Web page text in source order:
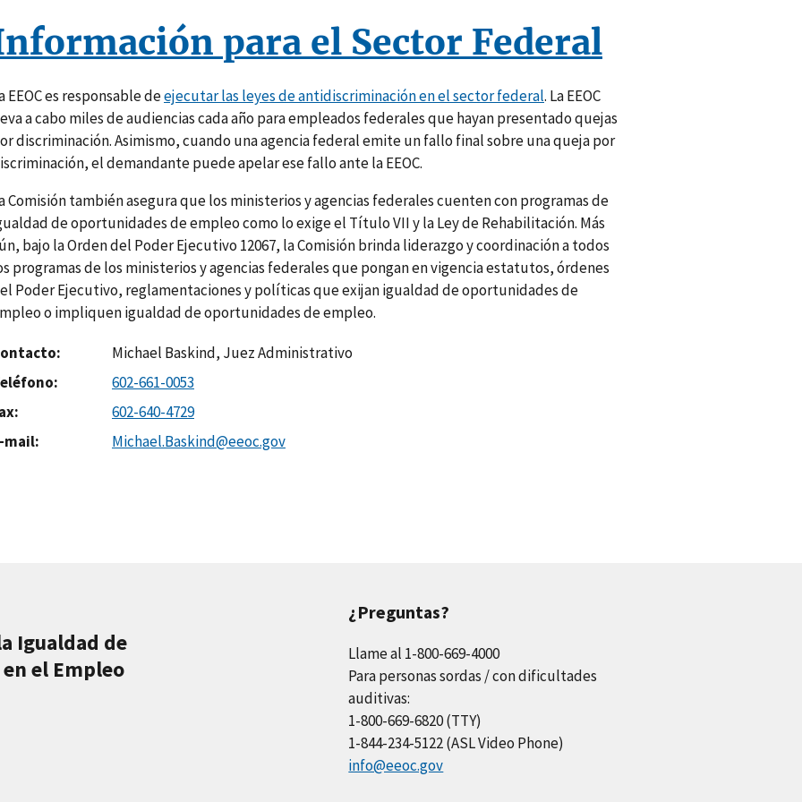
para el Sector Federal
EEOC es responsable deejecutar las leyes de antidiscriminación en el sector federal. La EEOC
a cabo miles de audiencias cada año para empleados federales que hayan presentado quejas
discriminación. Asimismo, cuando una agencia federal emite un fallo final sobre una queja por
el demandante puede apelar ese fallo ante la EEOC.
Comisión también asegura que los ministerios y agencias federales cuenten con programas de
de oportunidades de empleo como lo exige el Título VII y la Ley de Rehabilitación. Más
bajo la Orden del Poder Ejecutivo 12067, la Comisión brinda liderazgo y coordinación a todos
programas de los ministerios y agencias federales que pongan en vigencia estatutos, órdenes
Poder Ejecutivo, reglamentaciones y políticas que exijan igualdad de oportunidades de
o impliquen igualdad de oportunidades de empleo.
Michael Baskind, Juez Administrativo
602-661-0053
602-640-4729
mail
Michael.Baskind@eeoc.gov
Igualdad de
el Empleo
¿Preguntas?
Llame al 1-800-669-4000
Para personas sordas / con dificultades
auditivas:
1-800-669-6820 (TTY)
1-844-234-5122 (ASL Video Phone)
info@eeoc.gov